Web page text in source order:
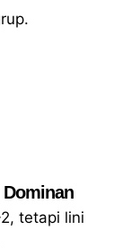
tetapi lini